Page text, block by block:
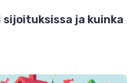
ja kuinka